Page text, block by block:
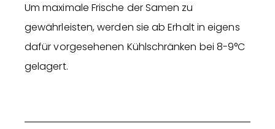
Um maximale Frische der Samen zu
gewährleisten, werden sie ab Erhalt in eigens
dafür vorgesehenen Kühlschränken bei 8-9°C
gelagert.